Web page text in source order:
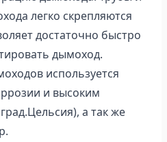
легко скрепляются
достаточно быстро
дымоход.
используется
и высоким
а так же